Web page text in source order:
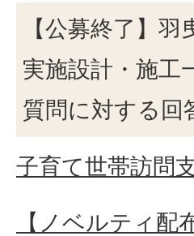
【公募終了】
実施設計・施工
質問に対する回
子育て世帯訪問
【ノベルティ